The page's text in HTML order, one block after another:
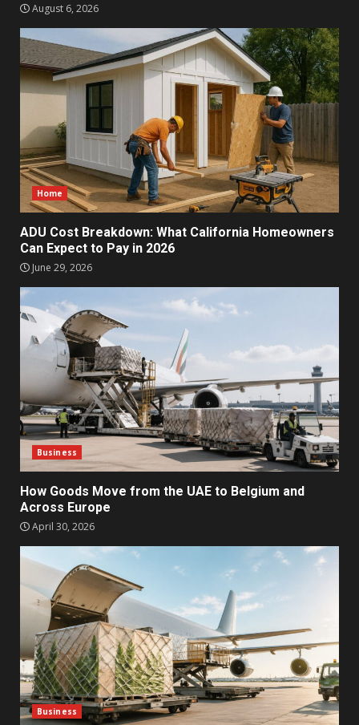
August 6, 2026
Home
ADU Cost Breakdown: What California Homeowners
Can Expect to Pay in 2026
June 29, 2026
Business
How Goods Move from the UAE to Belgium and
Across Europe
April 30, 2026
Business